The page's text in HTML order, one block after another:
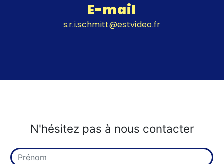
E-mail
s.r.i.schmitt@estvideo.fr
N'hésitez pas à nous contacter